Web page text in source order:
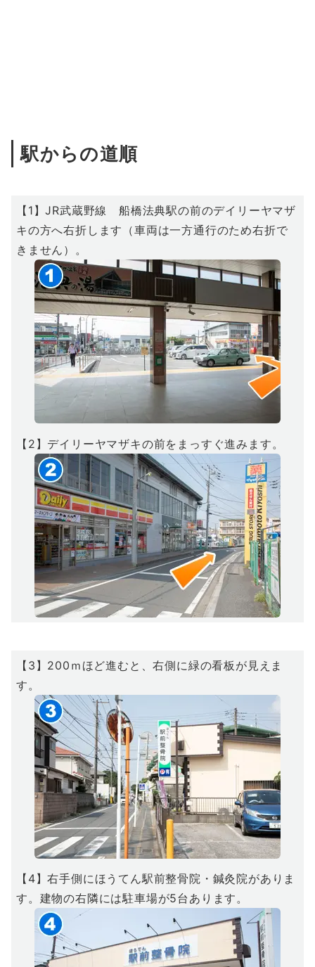
駅からの道順
【1】JR武蔵野線 船橋法典駅の前のデイリーヤマザ
キの方へ右折します（車両は一方通行のため右折で
きません）。
【2】デイリーヤマザキの前をまっすぐ進みます。
【3】200ｍほど進むと、右側に緑の看板が見えま
す。
【4】右手側にほうてん駅前整骨院・鍼灸院がありま
す。建物の右隣には駐車場が5台あります。